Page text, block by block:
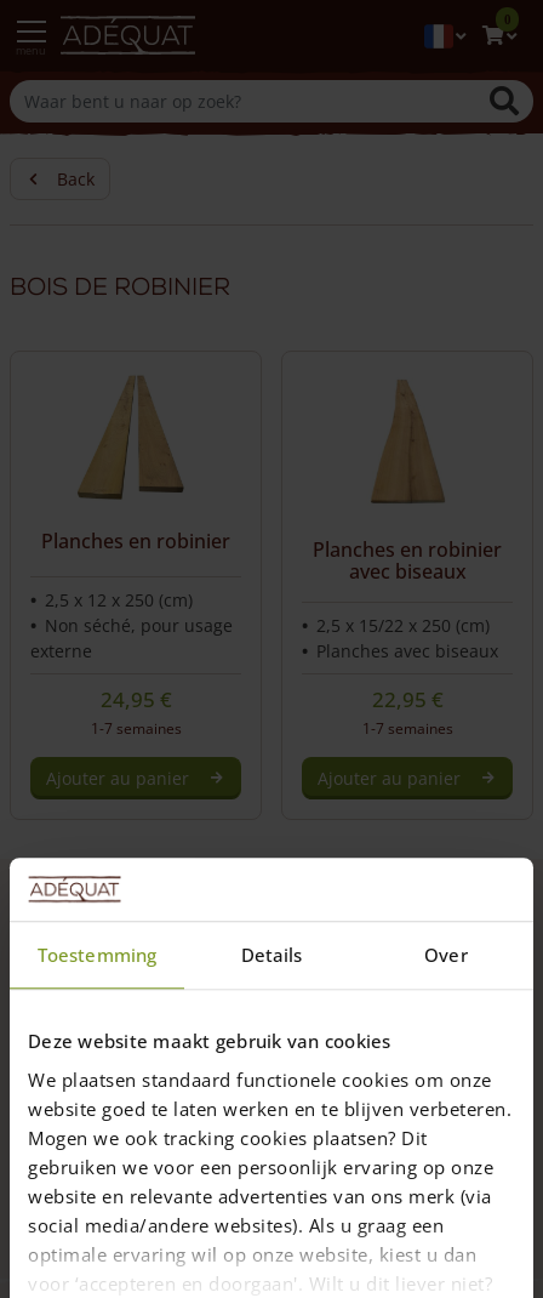
Toestemming Details Over
Deze website maakt gebruik van cookies
We plaatsen standaard functionele cookies om onze
website goed te laten werken en te blijven verbeteren.
Mogen we ook tracking cookies plaatsen? Dit
gebruiken we voor een persoonlijk ervaring op onze
website en relevante advertenties van ons merk (via
social media/andere websites). Als u graag een
optimale ervaring wil op onze website, kiest u dan
voor ‘accepteren en doorgaan'. Wilt u dit liever niet?
0
Back
Bois de robinier
Planches en robinier
2,5 x 12 x 250 (cm)
Non séché, pour usage
externe
24,95 €
1-7 semaines
Ajouter au panier
Planches en robinier
avec biseaux
2,5 x 15/22 x 250 (cm)
Planches avec biseaux
22,95 €
1-7 semaines
Ajouter au panier
Bois de qualité supérieure
Livraison dans toute la France par colis conditionné
Savoir-faire et sur mesure
Les produits sont entièrement fabriqués en France.
9.7 4432 avis